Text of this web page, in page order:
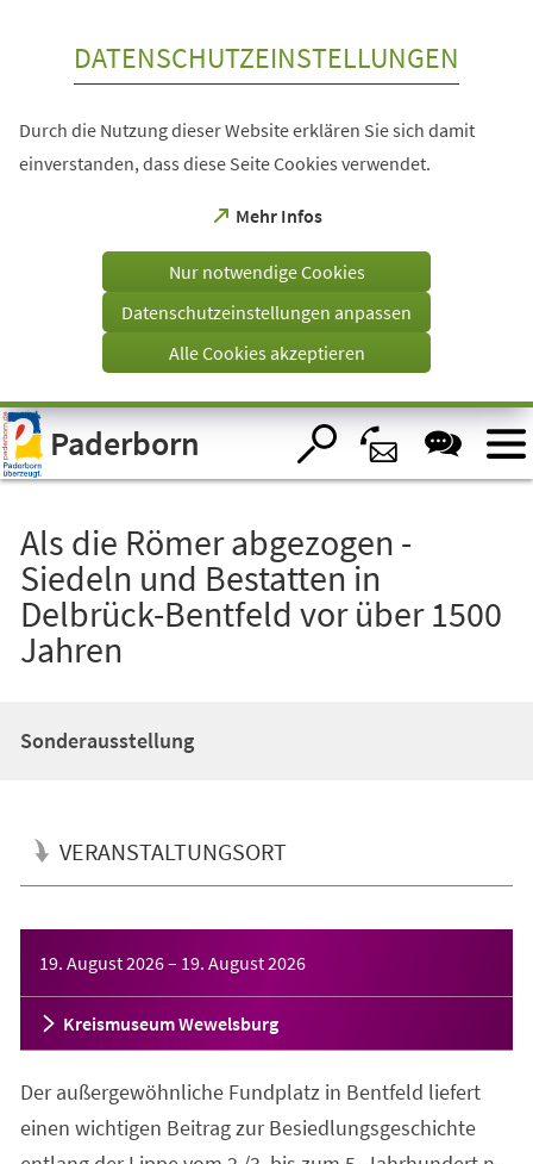
Visuelle
Assistenzsoftware
öffnen.
DATENSCHUTZEINSTELLUNGEN
Durch die Nutzung dieser Website erklären Sie sich damit
einverstanden, dass diese Seite Cookies verwendet.
Mehr Infos
(Öffnet
einem
Tab)
Nur notwendige Cookies
Datenschutzeinstellungen anpassen
Alle Cookies akzeptieren
Paderborn
Als die Römer abgezogen -
Siedeln und Bestatten in
Delbrück-Bentfeld vor über 1500
Jahren
Sonderausstellung
VERANSTALTUNGSORT
19. August 2026– 19. August 2026
Kreismuseum Wewelsburg
Der außergewöhnliche Fundplatz in Bentfeld liefert
einen wichtigen Beitrag zur Besiedlungsgeschichte